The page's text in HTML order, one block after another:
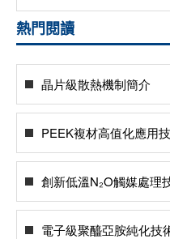
熱門閱讀
晶片級散熱機制簡介
PEEK複材高值化應用
創新低溫N₂O觸媒處理
電子級聚醯亞胺純化技